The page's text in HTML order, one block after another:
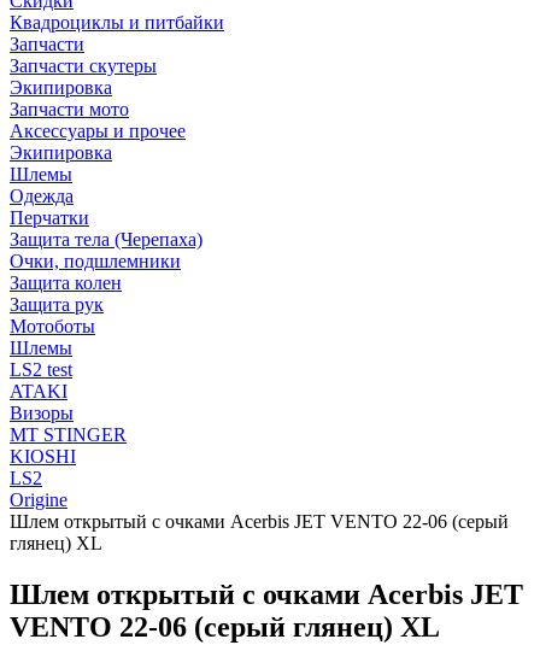
Квадроциклы и питбайки
Запчасти
Запчасти скутеры
Экипировка
Запчасти мото
Аксессуары и прочее
Экипировка
Шлемы
Одежда
Перчатки
Защита тела (Черепаха)
Очки, подшлемники
Защита колен
Защита рук
Мотоботы
Шлемы
LS2 test
ATAKI
Визоры
MT STINGER
KIOSHI
LS2
Origine
Шлем открытый с очками Acerbis JET VENTO 22-06 (серый
глянец) XL
Шлем открытый с очками Acerbis JET
VENTO 22-06 (серый глянец) XL